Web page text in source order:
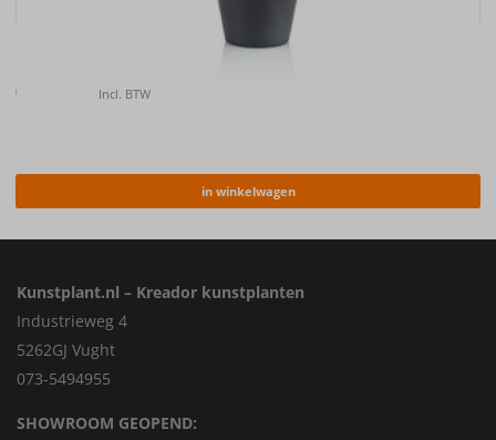
Kunstplant Grass bush plastic outdoor UV 90cm
€ Incl. BTW
in winkelwagen
Kunstplant.nl – Kreador kunstplanten
Industrieweg 4
5262GJ Vught
073-5494955
SHOWROOM GEOPEND: